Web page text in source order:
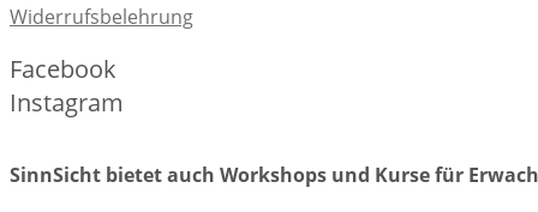
Widerrufsbelehrung
Facebook
Instagram
SinnSicht bietet auch Workshops und Kurse für